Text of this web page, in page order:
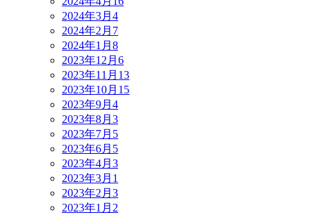
2024年3月 4
2024年2月 7
2024年1月 8
2023年12月 6
2023年11月 13
2023年10月 15
2023年9月 4
2023年8月 3
2023年7月 5
2023年6月 5
2023年4月 3
2023年3月 1
2023年2月 3
2023年1月 2